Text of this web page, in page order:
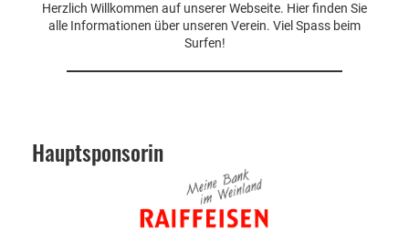
Herzlich Willkommen auf unserer Webseite. Hier finden Sie
alle Informationen über unseren Verein. Viel Spass beim
Surfen!
Hauptsponsorin